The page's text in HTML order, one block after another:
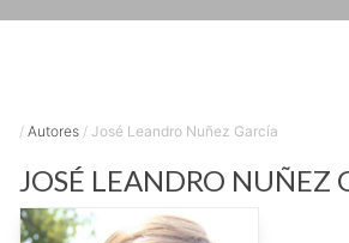
/ Autores / José Leandro Nuñez García
JOSÉ LEANDRO NUÑEZ